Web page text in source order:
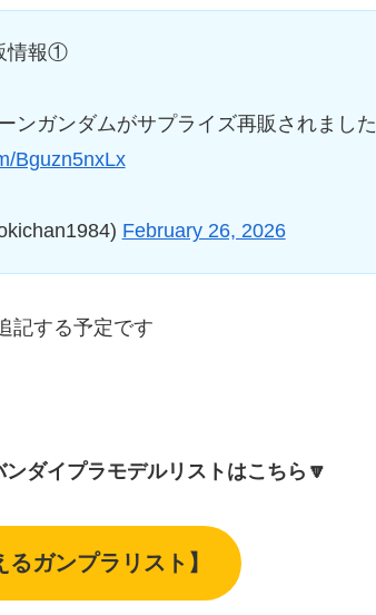
情報①
ンガンダムがサプライズ再販されました
Bguzn5nxLx
February 26, 2026
記する予定です
ダイプラモデルリストはこちら🔽
ガンプラリスト】